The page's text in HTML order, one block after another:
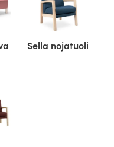
Sella nojatuoli